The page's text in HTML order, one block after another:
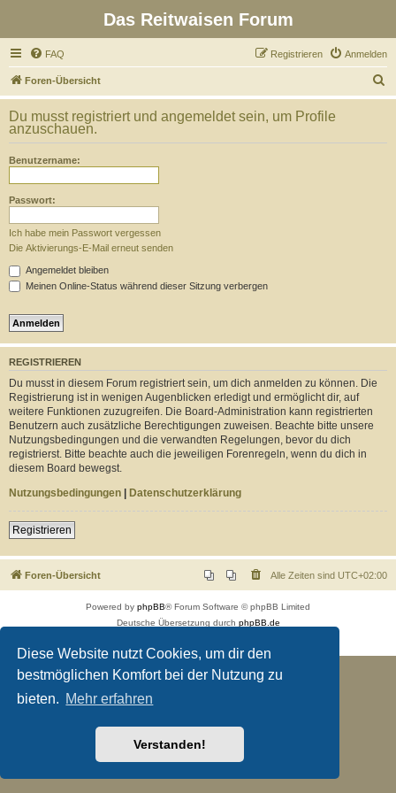
Diese Website nutzt Cookies, um dir den
bestmöglichen Komfort bei der Nutzung zu
bieten. Mehr erfahren
Verstanden!
Das Reitwaisen Forum
FAQ Anmelden
Registrieren
Foren-Übersicht
u
h
Du musst registriert und angemeldet sein, um Profile
anzuschauen.
Benutzername:
Passwort:
Ich habe mein Passwort vergessen
Die Aktivierungs-E-Mail erneut senden
Angemeldet bleiben
Meinen Online-Status während dieser Sitzung verbergen
REGISTRIEREN
Du musst in diesem Forum registriert sein, um dich anmelden zu können. Die
Registrierung ist in wenigen Augenblicken erledigt und ermöglicht dir, auf
weitere Funktionen zuzugreifen. Die Board-Administration kann registrierten
Benutzern auch zusätzliche Berechtigungen zuweisen. Beachte bitte unsere
Nutzungsbedingungen und die verwandten Regelungen, bevor du dich
registrierst. Bitte beachte auch die jeweiligen Forenregeln, wenn du dich in
diesem Board bewegst.
Nutzungsbedingungen | Datenschutzerklärung
Registrieren
Foren-Übersicht Alle Zeiten sind UTC+02:00
Powered by phpBB® Forum Software © phpBB Limited
Deutsche Übersetzung durch phpBB.de